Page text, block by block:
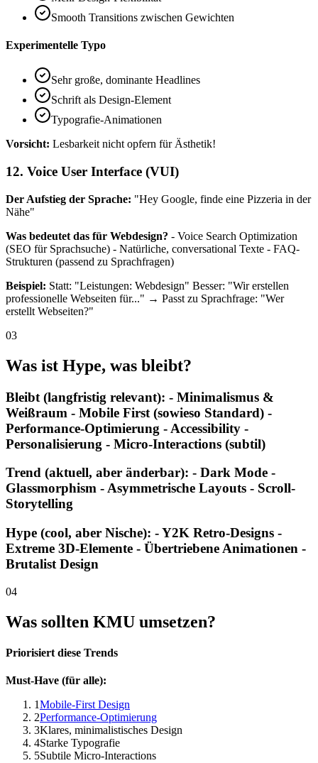
Smooth Transitions zwischen Gewichten
Experimentelle Typo
Sehr große, dominante Headlines
Schrift als Design-Element
Typografie-Animationen
Vorsicht: Lesbarkeit nicht opfern für Ästhetik!
12. Voice User Interface (VUI)
Der Aufstieg der Sprache: "Hey Google, finde eine Pizzeria in der
Nähe"
Was bedeutet das für Webdesign? - Voice Search Optimization
(SEO für Sprachsuche) - Natürliche, conversational Texte - FAQ-
Strukturen (passend zu Sprachfragen)
Beispiel: Statt: "Leistungen: Webdesign" Besser: "Wir erstellen
professionelle Webseiten für..." → Passt zu Sprachfrage: "Wer
erstellt Webseiten?"
03
Was ist Hype, was bleibt?
Bleibt (langfristig relevant): - Minimalismus &
Weißraum - Mobile First (sowieso Standard) -
Performance-Optimierung - Accessibility -
Personalisierung - Micro-Interactions (subtil)
Trend (aktuell, aber änderbar): - Dark Mode -
Glassmorphism - Asymmetrische Layouts - Scroll-
Storytelling
Hype (cool, aber Nische): - Y2K Retro-Designs -
Extreme 3D-Elemente - Übertriebene Animationen -
Brutalist Design
04
Was sollten KMU umsetzen?
Priorisiert diese Trends
Must-Have (für alle):
1Mobile-First Design
2Performance-Optimierung
3Klares, minimalistisches Design
4Starke Typografie
5Subtile Micro-Interactions